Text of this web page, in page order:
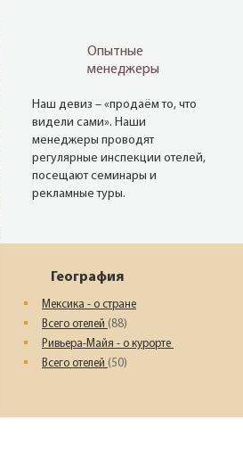
Опытные
менеджеры
Наш девиз – «продаём то, что
видели сами». Наши
менеджеры проводят
регулярные инспекции отелей,
посещают семинары и
рекламные туры.
цены
Мы не продаём туры он-лайн.
Сначала наш менеджер
убедится в наличии тура по
указанной цене и только после
надёжно!
География
Мексика - о стране
Всего отелей (88)
Ривьера-Майя - о курорте
Всего отелей (50)